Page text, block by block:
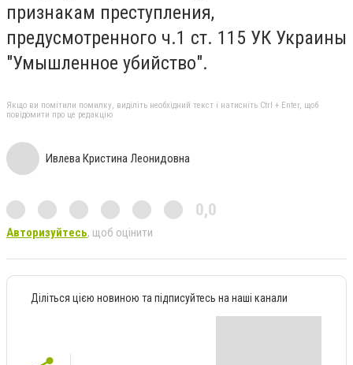
признакам преступления,
предусмотренного ч.1 ст. 115 УК Украины
"Умышленное убийство".
Якщо ви помітили помилку, виділіть необхідний текст і натисніть Ctrl + Enter, щоб
повідомити про це редакцію
Ивлева Кристина Леонидовна
0,0
Авторизуйтесь, щоб оцінити
Діліться цією новиною та підписуйтесь на наші канали